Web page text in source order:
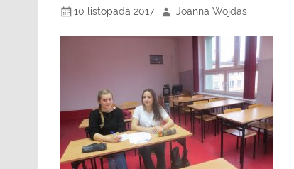
10 listopada 2017 Joanna Wojdas